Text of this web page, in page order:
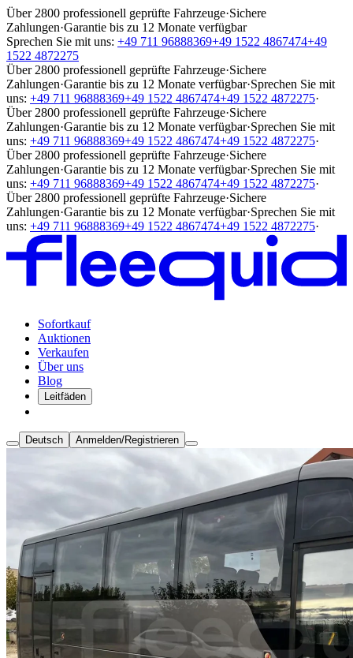
Über 2800 professionell geprüfte Fahrzeuge·Sichere
Zahlungen·Garantie bis zu 12 Monate verfügbar
Sprechen Sie mit uns: +49 711 96888369+49 1522 4867474+49
1522 4872275
Über 2800 professionell geprüfte Fahrzeuge·Sichere
Zahlungen·Garantie bis zu 12 Monate verfügbar·Sprechen Sie mit
uns: +49 711 96888369+49 1522 4867474+49 1522 4872275·
Über 2800 professionell geprüfte Fahrzeuge·Sichere
Zahlungen·Garantie bis zu 12 Monate verfügbar·Sprechen Sie mit
uns: +49 711 96888369+49 1522 4867474+49 1522 4872275·
Über 2800 professionell geprüfte Fahrzeuge·Sichere
Zahlungen·Garantie bis zu 12 Monate verfügbar·Sprechen Sie mit
uns: +49 711 96888369+49 1522 4867474+49 1522 4872275·
Über 2800 professionell geprüfte Fahrzeuge·Sichere
Zahlungen·Garantie bis zu 12 Monate verfügbar·Sprechen Sie mit
uns: +49 711 96888369+49 1522 4867474+49 1522 4872275·
Sofortkauf
Auktionen
Verkaufen
Über uns
Blog
Leitfäden
Deutsch Anmelden/Registrieren